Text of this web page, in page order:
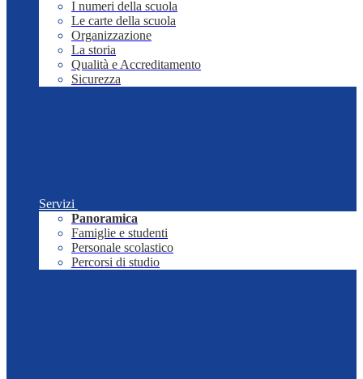
I numeri della scuola
Le carte della scuola
Organizzazione
La storia
Qualità e Accreditamento
Sicurezza
Servizi
Panoramica
Famiglie e studenti
Personale scolastico
Percorsi di studio